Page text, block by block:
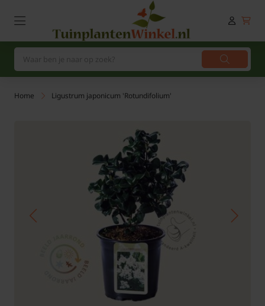
Home Ligustrum japonicum 'Rotundifolium'